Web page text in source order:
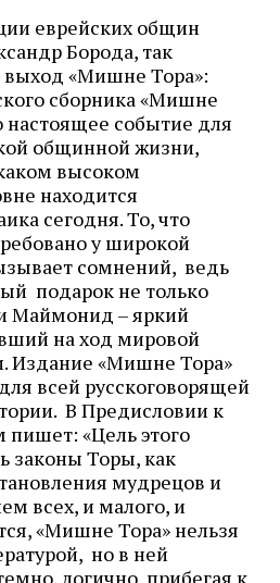
еврейских общин
Борода, так
«Мишне Тора»:
сборника «Мишне
настоящее событие для
общинной жизни,
высоком
находится
сегодня. То, что
у широкой
сомнений, ведь
подарок не только
Маймонид – яркий
на ход мировой
Издание «Мишне Тора»
всей русскоговорящей
В Предисловии к
пишет: «Цель этого
законы Торы, как
мудрецов и
всех, и малого, и
«Мишне Тора» нельзя
но в ней
логично, прибегая к